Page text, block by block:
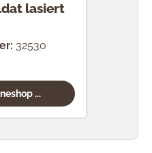
lasiert
32530
...